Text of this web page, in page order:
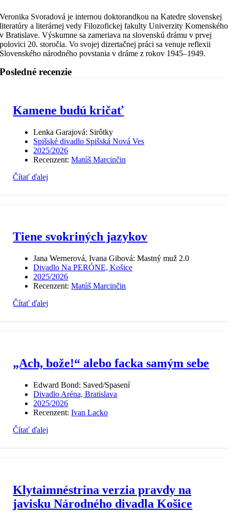
Veronika Svoradová je internou doktorandkou na Katedre slovenskej
literatúry a literárnej vedy Filozofickej fakulty Univerzity Komenského
v Bratislave. Výskumne sa zameriava na slovenskú drámu v prvej
polovici 20. storočia. Vo svojej dizertačnej práci sa venuje reflexii
Slovenského národného povstania v dráme z rokov 1945–1949.
Posledné recenzie
Kamene budú kričať
Lenka Garajová: Sirôtky
Spišské divadlo Spišská Nová Ves
2025/2026
Recenzent:Matúš Marcinčin
Čítať ďalej
Tiene svokriných jazykov
Jana Wernerová, Ivana Gibová: Mastný muž 2.0
Divadlo Na PERÓNE, Košice
2025/2026
Recenzent:Matúš Marcinčin
Čítať ďalej
„Ach, bože!“ alebo facka samým sebe
Edward Bond: Saved/Spasení
Divadlo Aréna, Bratislava
2025/2026
Recenzent:Ivan Lacko
Čítať ďalej
Klytaimnéstrina verzia pravdy na
javisku Národného divadla Košice